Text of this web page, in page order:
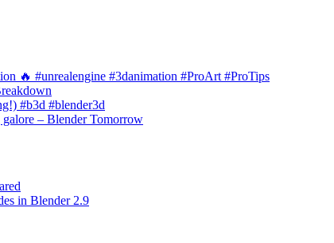
🔥 #unrealengine #3danimation #ProArt #ProTips
#b3d #blender3d
– Blender Tomorrow
in Blender 2.9